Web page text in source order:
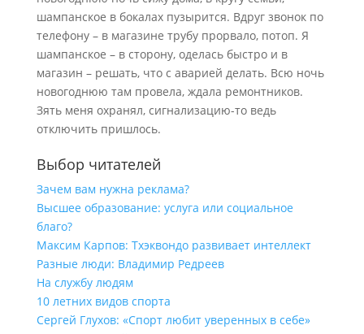
шампанское в бокалах пузырится. Вдруг звонок по
телефону – в магазине трубу прорвало, потоп. Я
шампанское – в сторону, оделась быстро и в
магазин – решать, что с аварией делать. Всю ночь
новогоднюю там провела, ждала ремонтников.
Зять меня охранял, сигнализацию-то ведь
отключить пришлось.
Выбор читателей
Зачем вам нужна реклама?
Высшее образование: услуга или социальное
благо?
Максим Карпов: Тхэквондо развивает интеллект
Разные люди: Владимир Редреев
На службу людям
10 летних видов спорта
Сергей Глухов: «Спорт любит уверенных в себе»